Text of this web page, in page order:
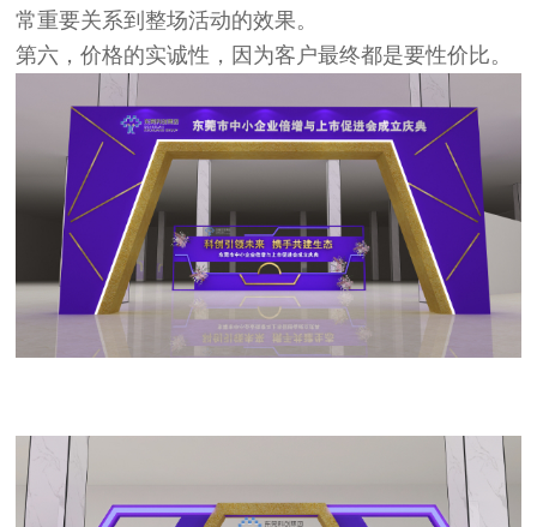
常重要关系到整场活动的效果。
第六，价格的实诚性，因为客户最终都是要性价比。